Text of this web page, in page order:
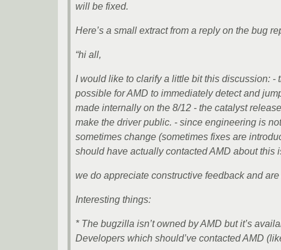
will be fixed.
Here’s a small extract from a reply on the bug
“hi all,
I would like to clarify a little bit this discussion:
possible for AMD to immediately detect and
made internally on the 8/12 - the catalyst
make the driver public. - since engineering is
sometimes change (sometimes fixes are
should have actually contacted AMD about
we do appreciate constructive feedback and
Interesting things:
* The bugzilla isn’t owned by AMD but it’s
Developers which should’ve contacted AMD